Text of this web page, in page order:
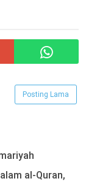
Posting Lama
al-Quran,